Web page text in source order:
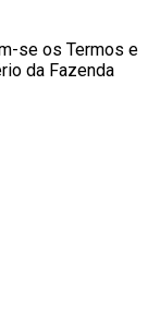
se os Termos e
da Fazenda